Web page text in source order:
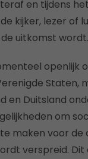
en tijdens
kijker, lezer of
uitkomst wordt.
openlijk
Staten,
en Duitsland
om
maken voor de
verspreid. Dit